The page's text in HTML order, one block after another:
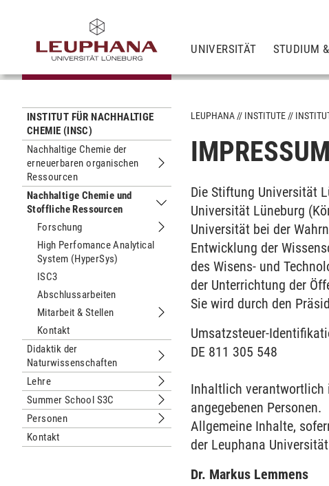
UNIVERSITÄT STUDIUM
INSTITUT FÜR NACHHALTIGE
CHEMIE (INSC)
Nachhaltige Chemie der
erneuerbaren organischen
Ressourcen
Untermenu Nachhaltige Chemie der
Nachhaltige Chemie und
Stoffliche Ressourcen
Untermenu Nachhaltige Chemie und
Forschung
Untermenu Forschung
High Perfomance Analytical
System (HyperSys)
ISC3
Abschlussarbeiten
Mitarbeit & Stellen
Untermenu Mitarbeit & Stellen
Kontakt
Didaktik der
Naturwissenschaften
Untermenu Didaktik der
Lehre
Untermenu Lehre
Summer School S3C
Untermenu Summer School S3C
Personen
Untermenu Personen
Kontakt
LEUPHANA INSTITUTE
IMPRESSUM
Die Stiftung Universität
Universität Lüneburg
Universität bei der
Entwicklung der
des Wisens- und
der Unterrichtung der
Sie wird durch den
Umsatzsteuer-
DE 811 305 548
Inhaltlich verantwortlich
angegebenen Personen.
Allgemeine Inhalte,
der Leuphana
Dr. Markus Lemmens